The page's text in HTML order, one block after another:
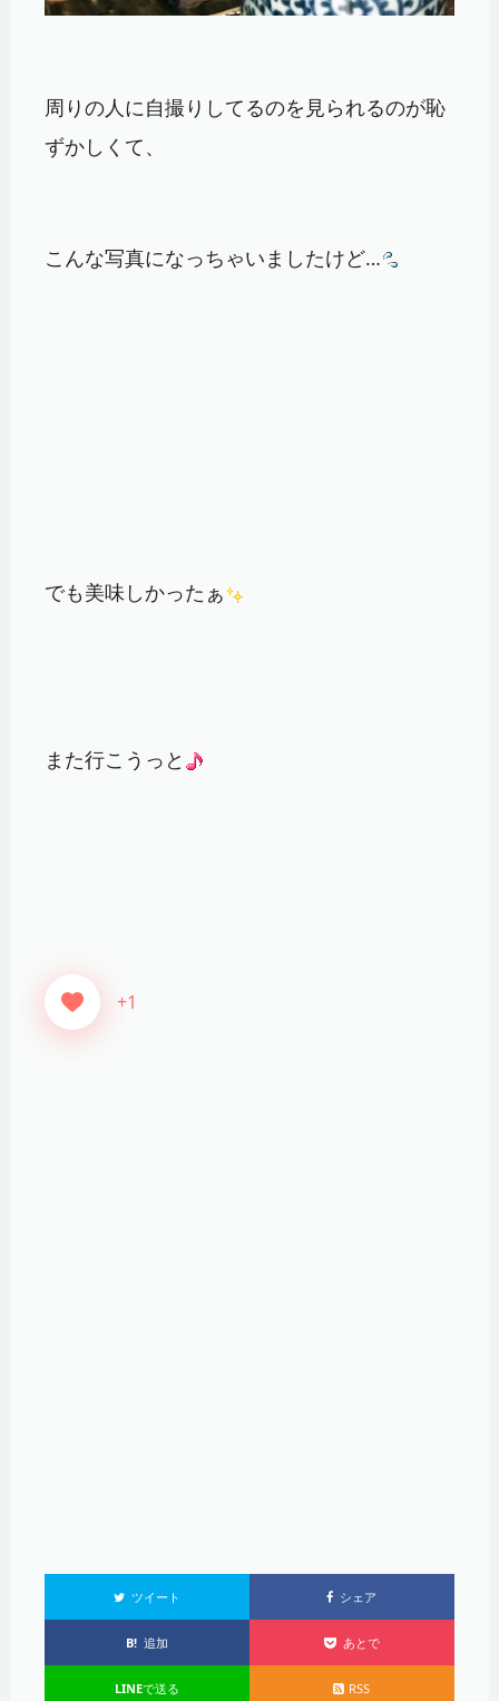
周りの人に自撮りしてるのを見られるのが恥
ずかしくて、
こんな写真になっちゃいましたけど…
でも美味しかったぁ
また行こうっと
+1
ツイート シェア
B! 追加 あとで
LINEで送る RSS